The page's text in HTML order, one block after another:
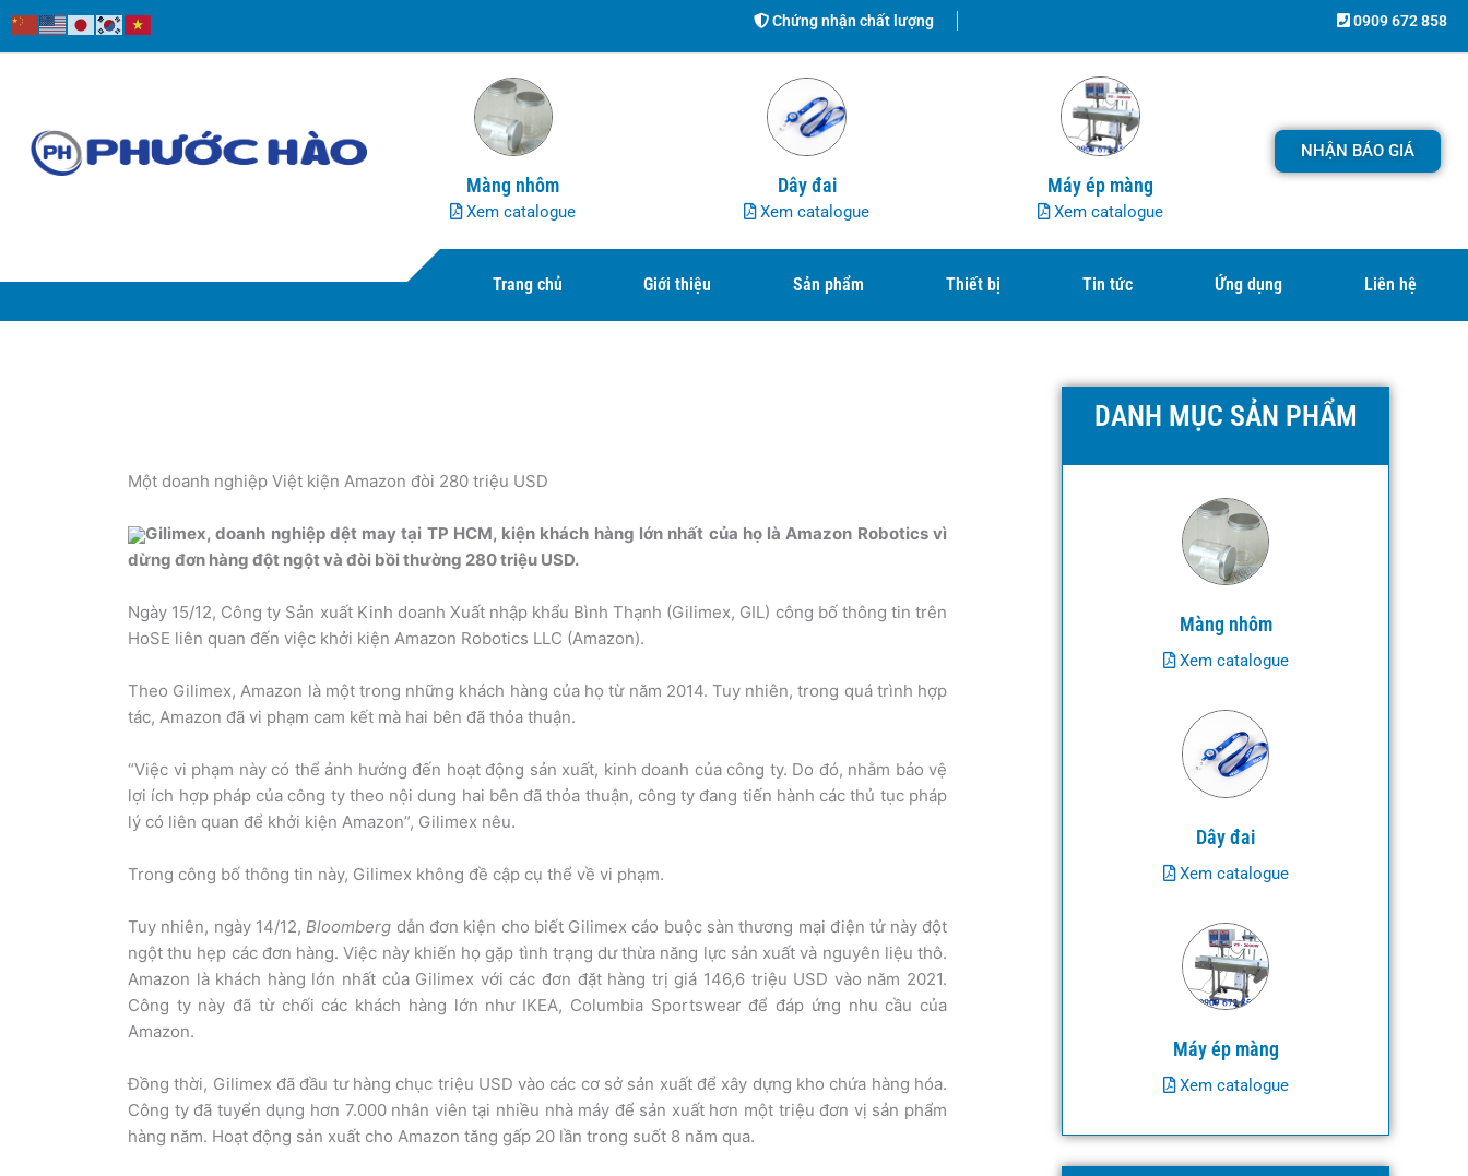
Nhảy
tới
Chứng nhận chất lượng 0909 672 858
Màng nhôm
Xem catalogue
Dây đai
Xem catalogue
Máy ép màng
Xem catalogue
NHẬN BÁO GIÁ
Trang chủ Giới thiệu Sản phẩm Thiết bị Tin tức Ứng dụng Liên hệ
Một doanh nghiệp Việt kiện Amazon đòi 280 triệu USD
Gilimex, doanh nghiệp dệt may tại TP HCM, kiện khách hàng lớn nhất của họ là Amazon Robotics vì
dừng đơn hàng đột ngột và đòi bồi thường 280 triệu USD.
Ngày 15/12, Công ty Sản xuất Kinh doanh Xuất nhập khẩu Bình Thạnh (Gilimex, GIL) công bố thông tin trên
HoSE liên quan đến việc khởi kiện Amazon Robotics LLC (Amazon).
Theo Gilimex, Amazon là một trong những khách hàng của họ từ năm 2014. Tuy nhiên, trong quá trình hợp
tác, Amazon đã vi phạm cam kết mà hai bên đã thỏa thuận.
“Việc vi phạm này có thể ảnh hưởng đến hoạt động sản xuất, kinh doanh của công ty. Do đó, nhằm bảo vệ
lợi ích hợp pháp của công ty theo nội dung hai bên đã thỏa thuận, công ty đang tiến hành các thủ tục pháp
lý có liên quan để khởi kiện Amazon”, Gilimex nêu.
Trong công bố thông tin này, Gilimex không đề cập cụ thể về vi phạm.
Tuy nhiên, ngày 14/12, Bloomberg dẫn đơn kiện cho biết Gilimex cáo buộc sàn thương mại điện tử này đột
ngột thu hẹp các đơn hàng. Việc này khiến họ gặp tình trạng dư thừa năng lực sản xuất và nguyên liệu thô.
Amazon là khách hàng lớn nhất của Gilimex với các đơn đặt hàng trị giá 146,6 triệu USD vào năm 2021.
Công ty này đã từ chối các khách hàng lớn như IKEA, Columbia Sportswear để đáp ứng nhu cầu của
Amazon.
Đồng thời, Gilimex đã đầu tư hàng chục triệu USD vào các cơ sở sản xuất để xây dựng kho chứa hàng hóa.
Công ty đã tuyển dụng hơn 7.000 nhân viên tại nhiều nhà máy để sản xuất hơn một triệu đơn vị sản phẩm
hàng năm. Hoạt động sản xuất cho Amazon tăng gấp 20 lần trong suốt 8 năm qua.
DANH MỤC SẢN PHẨM
Màng nhôm
Xem catalogue
Dây đai
Xem catalogue
Máy ép màng
Xem catalogue